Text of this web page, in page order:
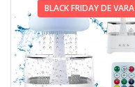
BLACK FRIDAY DE VARA